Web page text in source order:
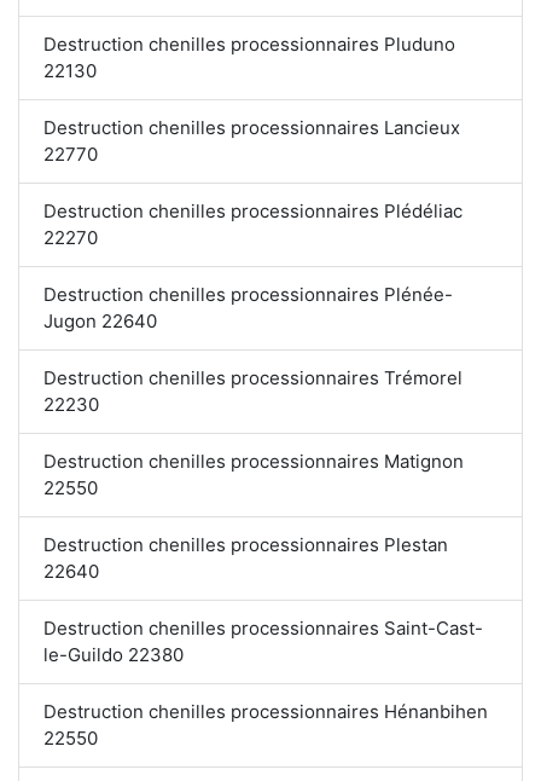
Destruction chenilles processionnaires Pluduno
22130
Destruction chenilles processionnaires Lancieux
22770
Destruction chenilles processionnaires Plédéliac
22270
Destruction chenilles processionnaires Plénée-
Jugon 22640
Destruction chenilles processionnaires Trémorel
22230
Destruction chenilles processionnaires Matignon
22550
Destruction chenilles processionnaires Plestan
22640
Destruction chenilles processionnaires Saint-Cast-
le-Guildo 22380
Destruction chenilles processionnaires Hénanbihen
22550